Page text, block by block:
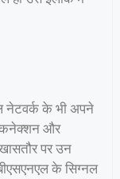
नेटवर्क के भी अपने
कनेक्शन और
पर उन
के सिग्नल